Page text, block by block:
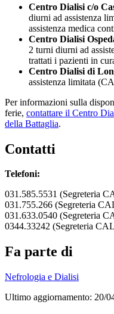
Centro Dialisi c/o
diurni ad assistenza
assistenza medica
Centro Dialisi
2 turni diurni ad
trattati i pazienti in
Centro Dialisi di
assistenza limitata
Per informazioni sulla
ferie, contattare il Centro
della Battaglia.
Contatti
Telefoni:
031.585.5531 (Segreteria
031.755.266 (Segreteria
031.633.0540 (Segreteria
0344.33242 (Segreteria
Fa parte di
Nefrologia e Dialisi
Ultimo aggiornamento: 20/